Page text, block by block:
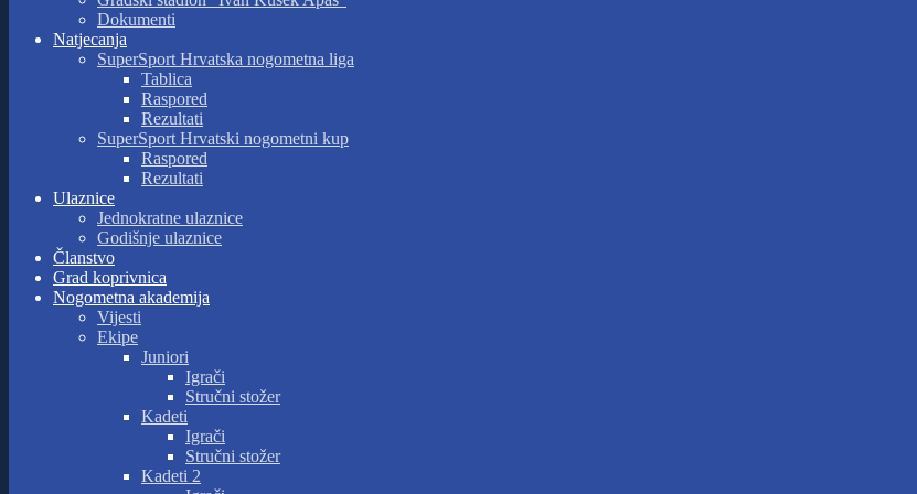
Dokumenti
Natjecanja
SuperSport Hrvatska nogometna liga
Tablica
Raspored
Rezultati
SuperSport Hrvatski nogometni kup
Raspored
Rezultati
Ulaznice
Jednokratne ulaznice
Godišnje ulaznice
Članstvo
Grad koprivnica
Nogometna akademija
Vijesti
Ekipe
Juniori
Igrači
Stručni stožer
Kadeti
Igrači
Stručni stožer
Kadeti 2